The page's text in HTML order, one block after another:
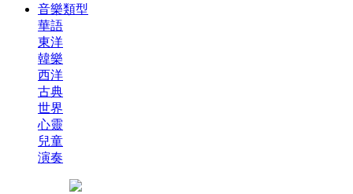
音樂類型
華語
東洋
韓樂
西洋
古典
世界
心靈
兒童
演奏